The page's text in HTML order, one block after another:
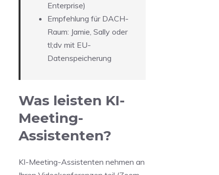
Enterprise)
Empfehlung für DACH-
Raum: Jamie, Sally oder
tl;dv mit EU-
Datenspeicherung
Was leisten KI-
Meeting-
Assistenten?
KI-Meeting-Assistenten nehmen an